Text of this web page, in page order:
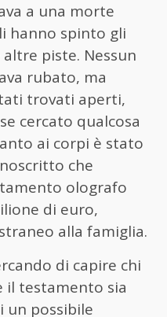
a una morte
hanno spinto gli
piste. Nessun
rubato, ma
trovati aperti,
cercato qualcosa
ai corpi è stato
che
olografo
di euro,
alla famiglia.
di capire chi
il testamento sia
un possibile